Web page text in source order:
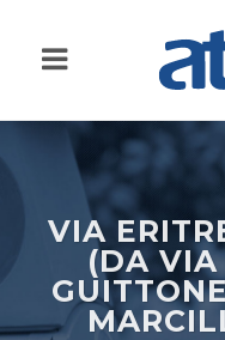
VIA
(DA VIA